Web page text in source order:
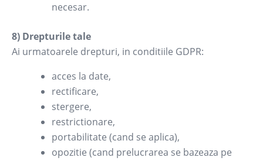
necesar.
8) Drepturile tale
Ai urmatoarele drepturi, in conditiile GDPR:
acces la date,
rectificare,
stergere,
restrictionare,
portabilitate (cand se aplica),
opozitie (cand prelucrarea se bazeaza pe